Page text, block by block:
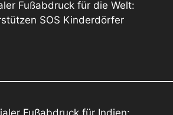
Fußabdruck für die Welt:
SOS Kinderdörfer
Fußabdruck für Indien: